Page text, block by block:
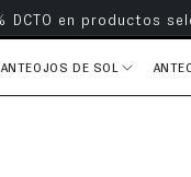
Envío gratis en todos
ANTEOJOS DE SOL